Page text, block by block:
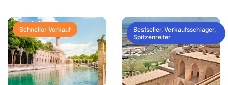
Schneller Verkauf
Bestseller, Verkaufsschlager,
Spitzenreiter